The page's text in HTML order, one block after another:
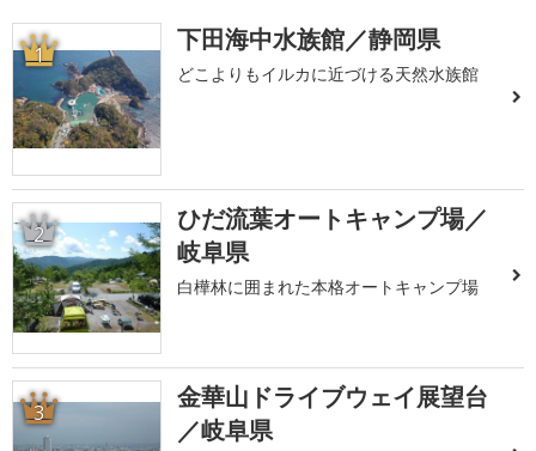
1 下田海中水族館／静岡県
どこよりもイルカに近づける天然水族館
2
ひだ流葉オートキャンプ場／
岐阜県
白樺林に囲まれた本格オートキャンプ場
3
金華山ドライブウェイ展望台
／岐阜県